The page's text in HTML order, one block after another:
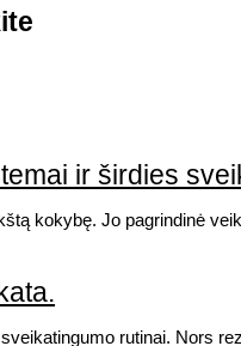
ir širdies
kokybę. Jo pagrindinė
rutinai. Nors